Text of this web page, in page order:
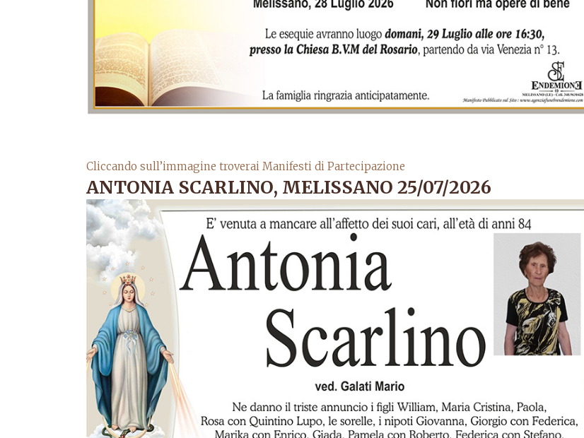
Cliccando sull’immagine troverai Manifesti di Partecipazione
ANTONIA SCARLINO, MELISSANO 25/07/2026